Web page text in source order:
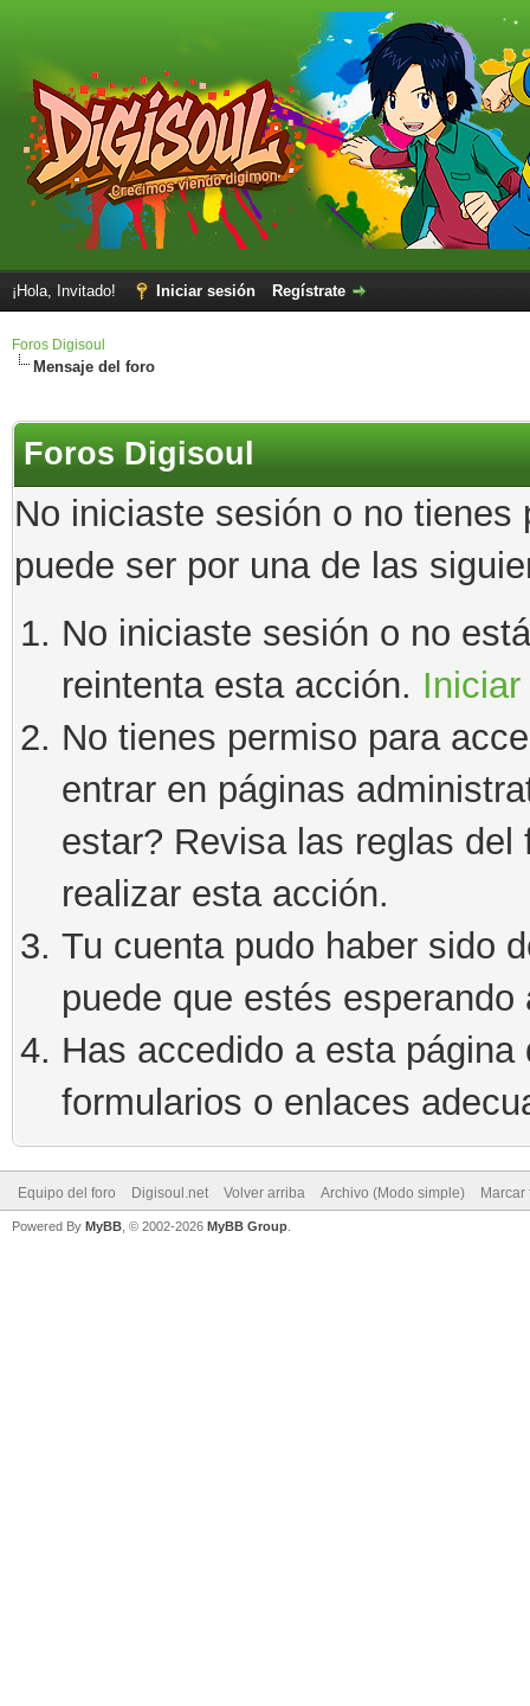
¡Hola, Invitado! Iniciar sesión Regístrate
Foros Digisoul
Mensaje del foro
Foros Digisoul
No iniciaste sesión o no
puede ser por una de las
No iniciaste sesión o no
reintenta esta acción.
No tienes permiso para
entrar en páginas
estar? Revisa las reglas
realizar esta acción.
Tu cuenta pudo haber sido
puede que estés esperando
Has accedido a esta
formularios o enlaces
Equipo del foro Digisoul.net Volver arriba Archivo (Modo simple)
Powered By MyBB , © 2002-2026 MyBB Group